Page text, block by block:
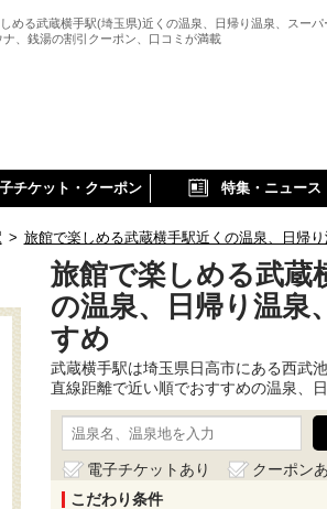
める武蔵横手駅(埼玉県)近くの温泉、日帰り温泉、スーパ
ナ、銭湯の割引クーポン、口コミが満載
チケット・クーポン 特集・ニュース
> 旅館で楽しめる武蔵横手駅近くの温泉、日帰
旅館で楽しめる武蔵
の温泉、日帰り温泉
すめ
武蔵横手駅は埼玉県日高市にある西武
直線距離で近い順でおすすめの温泉、
電子チケットあり クーポン
こだわり条件